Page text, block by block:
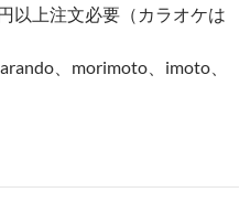
以上注文必要（カラオケは
、morimoto、imoto、